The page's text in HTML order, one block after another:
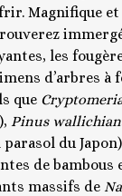
Magnifique et
les
d’arbres à
que
Pinus
du
de bambous
massifs de